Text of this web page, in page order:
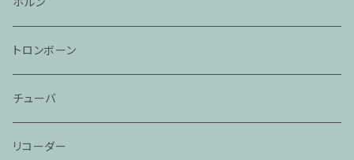
トロンボーン
チューバ
リコーダー